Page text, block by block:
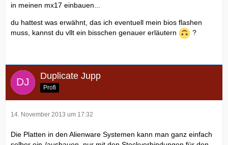
in meinen mx17 einbauen...
du hattest was erwähnt, das ich eventuell mein bios flashen
muss, kannst du vllt ein bisschen genauer erläutern
?
Duplicate Jupp
Profi
14. November 2013 um 17:32
Die Platten in den Alienware Systemen kann man ganz einfach